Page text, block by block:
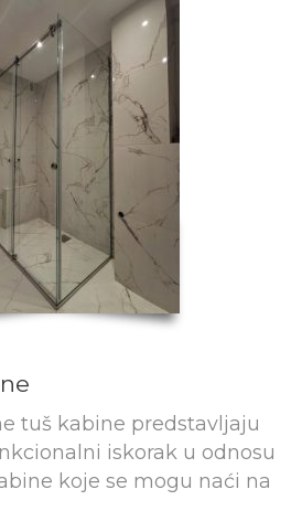
tuš kabine predstavljaju
iskorak u odnosu
koje se mogu naći na